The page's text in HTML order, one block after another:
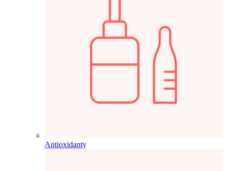
Antioxidanty